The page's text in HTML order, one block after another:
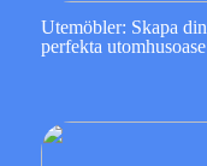
Utemöbler: Skapa din
perfekta utomhusoase